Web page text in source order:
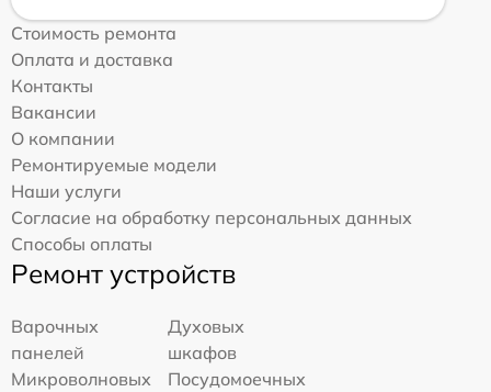
Стоимость ремонта
Оплата и доставка
Контакты
Вакансии
О компании
Ремонтируемые модели
Наши услуги
Согласие на обработку персональных данных
Способы оплаты
Ремонт устройств
Варочных
панелей
Духовых
шкафов
Микроволновых
Посудомоечных